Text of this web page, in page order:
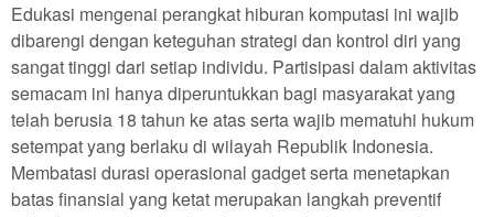
Edukasi mengenai perangkat hiburan komputasi ini wajib
dibarengi dengan keteguhan strategi dan kontrol diri yang
sangat tinggi dari setiap individu. Partisipasi dalam aktivitas
semacam ini hanya diperuntukkan bagi masyarakat yang
telah berusia 18 tahun ke atas serta wajib mematuhi hukum
setempat yang berlaku di wilayah Republik Indonesia.
Membatasi durasi operasional gadget serta menetapkan
batas finansial yang ketat merupakan langkah preventif